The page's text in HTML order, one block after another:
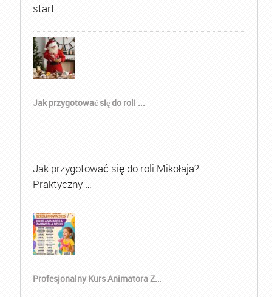
start …
Jak przygotować się do roli ...
Jak przygotować się do roli Mikołaja?
Praktyczny …
Profesjonalny Kurs Animatora Z...